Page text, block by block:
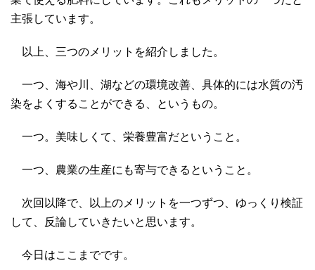
主張しています。
以上、三つのメリットを紹介しました。
一つ、海や川、湖などの環境改善、具体的には水質の汚
染をよくすることができる、というもの。
一つ。美味しくて、栄養豊富だということ。
一つ、農業の生産にも寄与できるということ。
次回以降で、以上のメリットを一つずつ、ゆっくり検証
して、反論していきたいと思います。
今日はここまでです。